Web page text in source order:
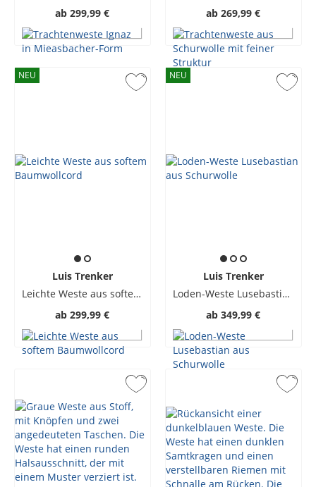
ab 299,99 €
ab 269,99 €
NEU
Luis Trenker
Leichte Weste aus softem Baumwollcord
ab 299,99 €
NEU
Luis Trenker
Loden-Weste Lusebastian aus Schurwolle
ab 349,99 €